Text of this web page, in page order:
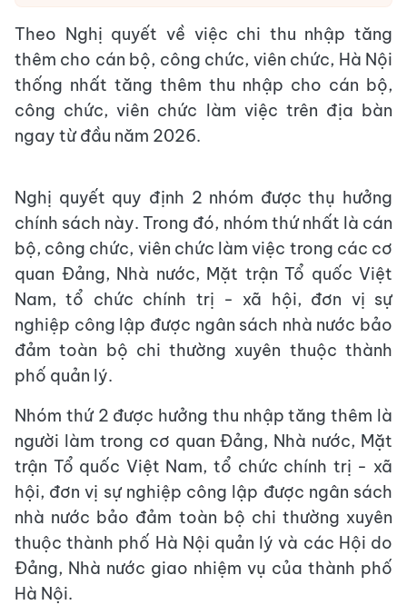
Theo Nghị quyết về việc chi thu nhập tăng
thêm cho cán bộ, công chức, viên chức, Hà Nội
thống nhất tăng thêm thu nhập cho cán bộ,
công chức, viên chức làm việc trên địa bàn
ngay từ đầu năm 2026.
Nghị quyết quy định 2 nhóm được thụ hưởng
chính sách này. Trong đó, nhóm thứ nhất là cán
bộ, công chức, viên chức làm việc trong các cơ
quan Đảng, Nhà nước, Mặt trận Tổ quốc Việt
Nam, tổ chức chính trị - xã hội, đơn vị sự
nghiệp công lập được ngân sách nhà nước bảo
đảm toàn bộ chi thường xuyên thuộc thành
phố quản lý.
Nhóm thứ 2 được hưởng thu nhập tăng thêm là
người làm trong cơ quan Đảng, Nhà nước, Mặt
trận Tổ quốc Việt Nam, tổ chức chính trị - xã
hội, đơn vị sự nghiệp công lập được ngân sách
nhà nước bảo đảm toàn bộ chi thường xuyên
thuộc thành phố Hà Nội quản lý và các Hội do
Đảng, Nhà nước giao nhiệm vụ của thành phố
Hà Nội.